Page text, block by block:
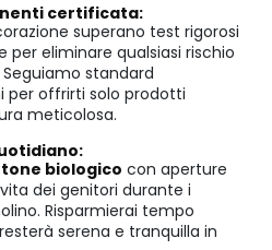
certificata:
superano test rigorosi
per eliminare qualsiasi rischio
standard
per offrirti solo prodotti
meticolosa.
biologico con aperture
dei genitori durante i
Risparmierai tempo
serena e tranquilla in